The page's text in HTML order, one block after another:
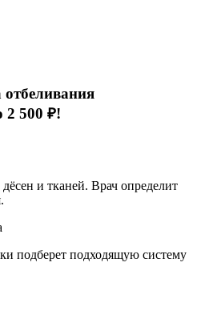
отбеливания
2 500 ₽!
и тканей. Врач определит
подберет подходящую систему